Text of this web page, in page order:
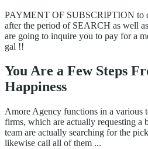
PAYMENT OF SUBSCRIPTION to
after the period of SEARCH as well
are going to inquire you to pay for a
gal !!
You Are a Few Steps
Happiness
Amore Agency functions in a various
firms, which are actually requesting a
team are actually searching for the
likewise call all of them ...